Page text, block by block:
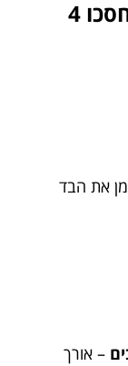
מידה: 4 דקות של בדיקה שיחסכו 4
את הבד
– אורך